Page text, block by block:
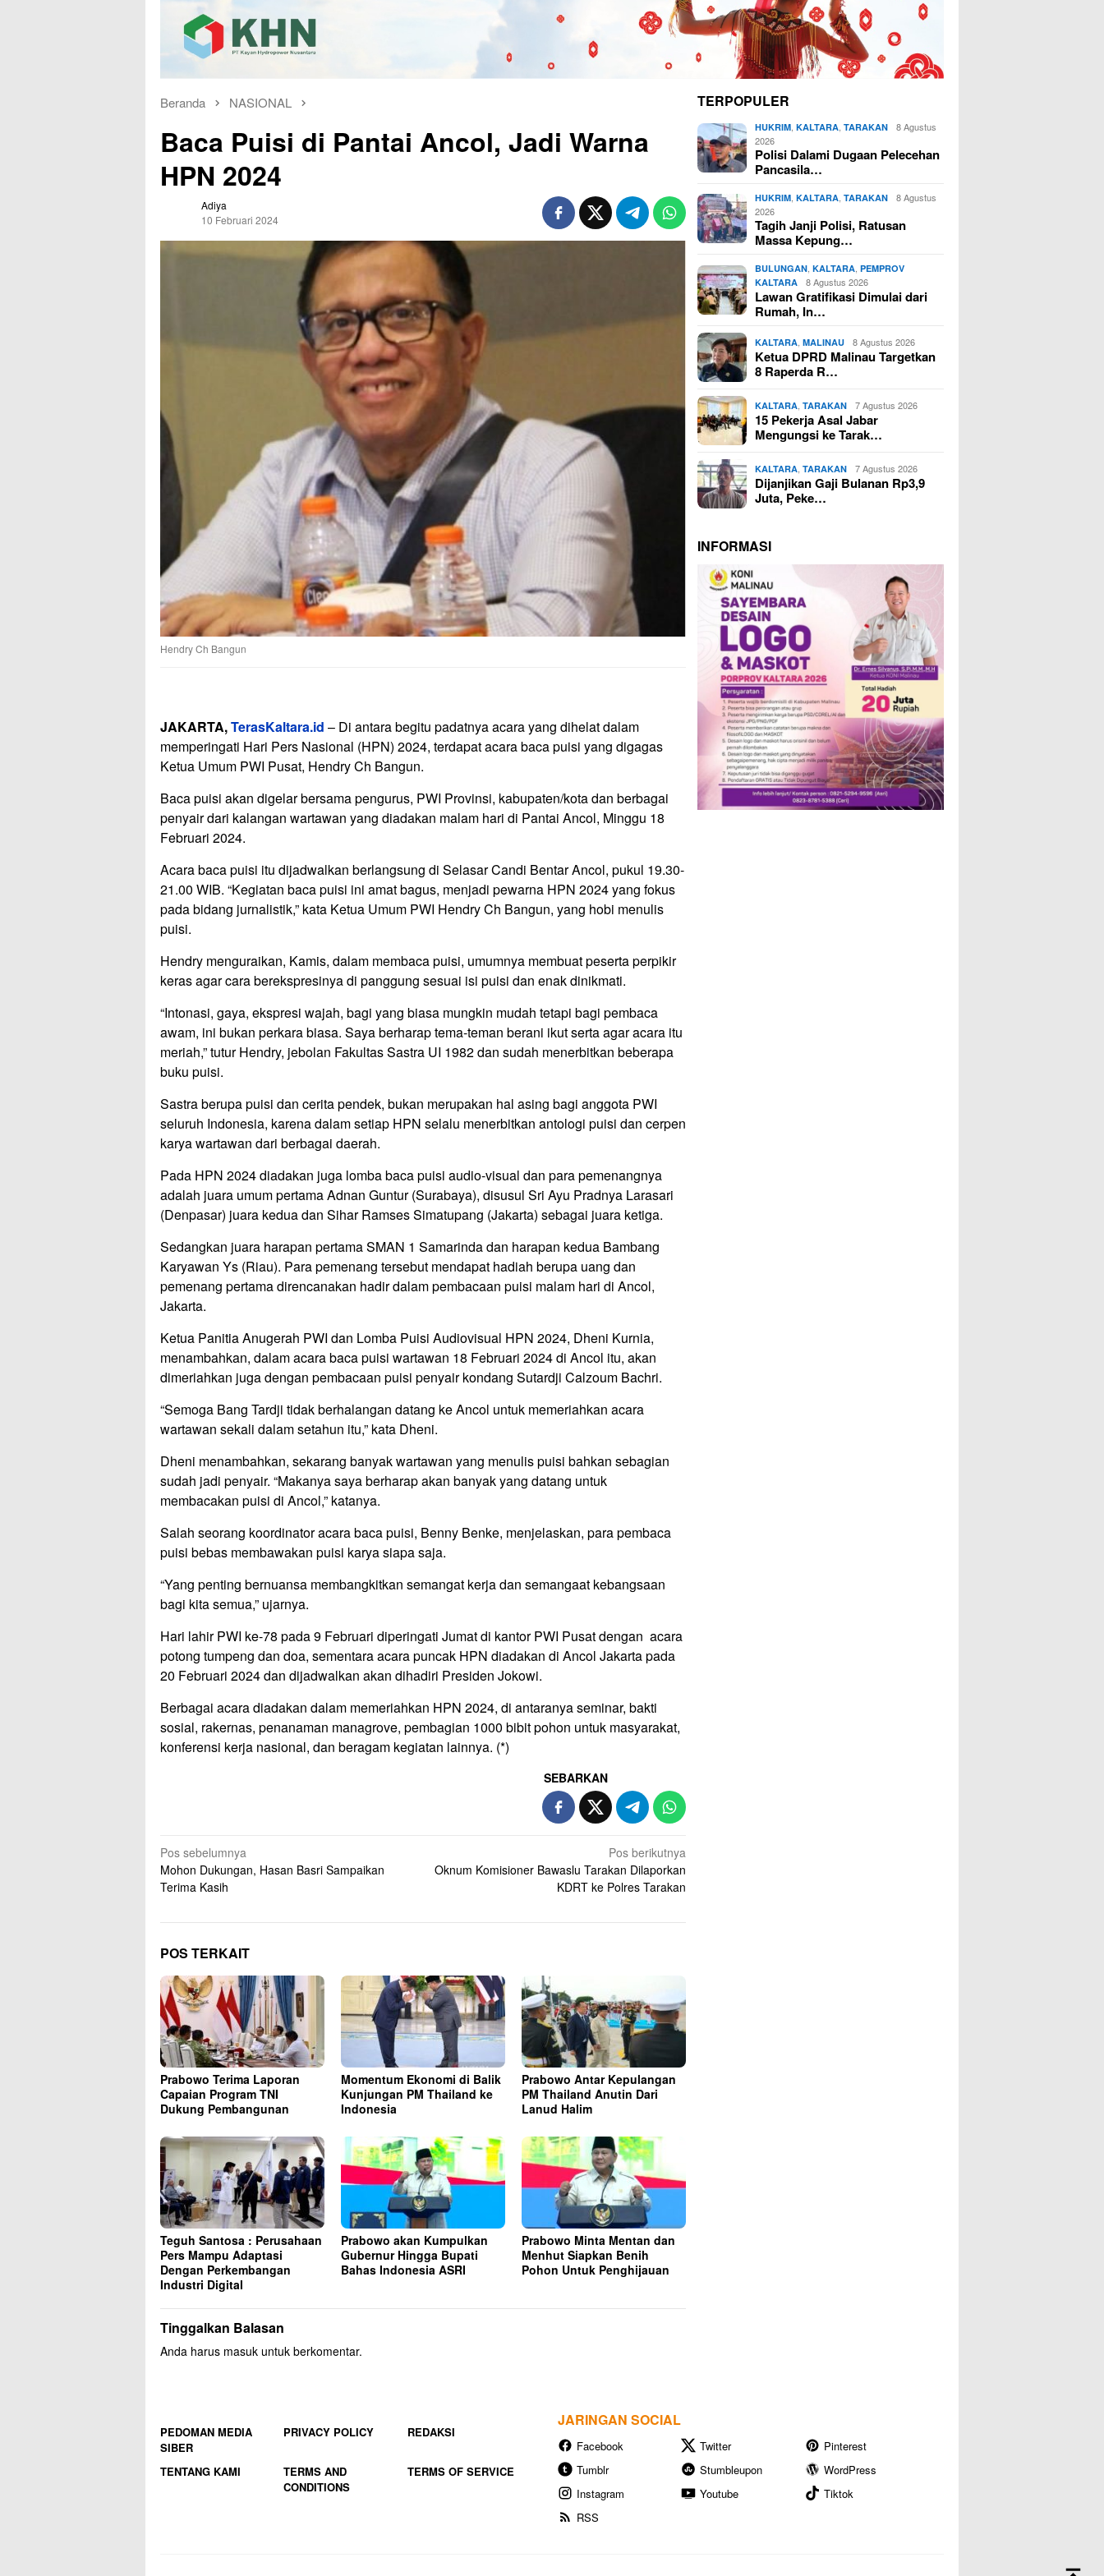
Beranda NASIONAL
Baca Puisi di Pantai Ancol, Jadi Warna
HPN 2024
Adiya
10 Februari 2024
Hendry Ch Bangun
JAKARTA,TerasKaltara.id – Di antara begitu padatnya acara yang dihelat dalam
memperingati Hari Pers Nasional (HPN) 2024, terdapat acara baca puisi yang digagas
Ketua Umum PWI Pusat, Hendry Ch Bangun.
Baca puisi akan digelar bersama pengurus, PWI Provinsi, kabupaten/kota dan berbagai
penyair dari kalangan wartawan yang diadakan malam hari di Pantai Ancol, Minggu 18
Februari 2024.
Acara baca puisi itu dijadwalkan berlangsung di Selasar Candi Bentar Ancol, pukul 19.30-
21.00 WIB. “Kegiatan baca puisi ini amat bagus, menjadi pewarna HPN 2024 yang fokus
pada bidang jurnalistik,” kata Ketua Umum PWI Hendry Ch Bangun, yang hobi menulis
puisi.
Hendry menguraikan, Kamis, dalam membaca puisi, umumnya membuat peserta perpikir
keras agar cara berekspresinya di panggung sesuai isi puisi dan enak dinikmati.
“Intonasi, gaya, ekspresi wajah, bagi yang biasa mungkin mudah tetapi bagi pembaca
awam, ini bukan perkara biasa. Saya berharap tema-teman berani ikut serta agar acara itu
meriah,” tutur Hendry, jebolan Fakultas Sastra UI 1982 dan sudah menerbitkan beberapa
buku puisi.
Sastra berupa puisi dan cerita pendek, bukan merupakan hal asing bagi anggota PWI
seluruh Indonesia, karena dalam setiap HPN selalu menerbitkan antologi puisi dan cerpen
karya wartawan dari berbagai daerah.
Pada HPN 2024 diadakan juga lomba baca puisi audio-visual dan para pemenangnya
adalah juara umum pertama Adnan Guntur (Surabaya), disusul Sri Ayu Pradnya Larasari
(Denpasar) juara kedua dan Sihar Ramses Simatupang (Jakarta) sebagai juara ketiga.
Sedangkan juara harapan pertama SMAN 1 Samarinda dan harapan kedua Bambang
Karyawan Ys (Riau). Para pemenang tersebut mendapat hadiah berupa uang dan
pemenang pertama direncanakan hadir dalam pembacaan puisi malam hari di Ancol,
Jakarta.
Ketua Panitia Anugerah PWI dan Lomba Puisi Audiovisual HPN 2024, Dheni Kurnia,
menambahkan, dalam acara baca puisi wartawan 18 Februari 2024 di Ancol itu, akan
dimeriahkan juga dengan pembacaan puisi penyair kondang Sutardji Calzoum Bachri.
“Semoga Bang Tardji tidak berhalangan datang ke Ancol untuk memeriahkan acara
wartawan sekali dalam setahun itu,” kata Dheni.
Dheni menambahkan, sekarang banyak wartawan yang menulis puisi bahkan sebagian
sudah jadi penyair. “Makanya saya berharap akan banyak yang datang untuk
membacakan puisi di Ancol,” katanya.
Salah seorang koordinator acara baca puisi, Benny Benke, menjelaskan, para pembaca
puisi bebas membawakan puisi karya siapa saja.
“Yang penting bernuansa membangkitkan semangat kerja dan semangaat kebangsaan
bagi kita semua,” ujarnya.
Hari lahir PWI ke-78 pada 9 Februari diperingati Jumat di kantor PWI Pusat dengan acara
potong tumpeng dan doa, sementara acara puncak HPN diadakan di Ancol Jakarta pada
20 Februari 2024 dan dijadwalkan akan dihadiri Presiden Jokowi.
Berbagai acara diadakan dalam memeriahkan HPN 2024, di antaranya seminar, bakti
sosial, rakernas, penanaman managrove, pembagian 1000 bibit pohon untuk masyarakat,
konferensi kerja nasional, dan beragam kegiatan lainnya. (*)
SEBARKAN
Navigasi
pos
Pos sebelumnya
Mohon Dukungan, Hasan Basri Sampaikan
Terima Kasih
Pos berikutnya
Oknum Komisioner Bawaslu Tarakan Dilaporkan
KDRT ke Polres Tarakan
POS TERKAIT
Prabowo Terima Laporan
Capaian Program TNI
Dukung Pembangunan
Momentum Ekonomi di Balik
Kunjungan PM Thailand ke
Indonesia
Prabowo Antar Kepulangan
PM Thailand Anutin Dari
Lanud Halim
Teguh Santosa : Perusahaan
Pers Mampu Adaptasi
Dengan Perkembangan
Industri Digital
Prabowo akan Kumpulkan
Gubernur Hingga Bupati
Bahas Indonesia ASRI
Prabowo Minta Mentan dan
Menhut Siapkan Benih
Pohon Untuk Penghijauan
Tinggalkan Balasan
Anda harus masuk untuk berkomentar.
TERPOPULER
HUKRIM ,KALTARA ,TARAKAN
8 Agustus
2026
Polisi Dalami Dugaan Pelecehan
Pancasila…
HUKRIM ,KALTARA ,TARAKAN
8 Agustus
2026
Tagih Janji Polisi, Ratusan
Massa Kepung…
BULUNGAN ,KALTARA ,PEMPROV
KALTARA
8 Agustus 2026
Lawan Gratifikasi Dimulai dari
Rumah, In…
KALTARA ,MALINAU 8 Agustus 2026
Ketua DPRD Malinau Targetkan
8 Raperda R…
KALTARA ,TARAKAN 7 Agustus 2026
15 Pekerja Asal Jabar
Mengungsi ke Tarak…
KALTARA ,TARAKAN 7 Agustus 2026
Dijanjikan Gaji Bulanan Rp3,9
Juta, Peke…
INFORMASI
PEDOMAN MEDIA
SIBER
PRIVACY POLICY REDAKSI
TENTANG KAMI
TERMS AND
CONDITIONS
TERMS OF SERVICE
JARINGAN SOCIAL
Facebook Twitter
Pinterest
Tumblr
Stumbleupon
WordPress
Instagram
Youtube
Tiktok
RSS